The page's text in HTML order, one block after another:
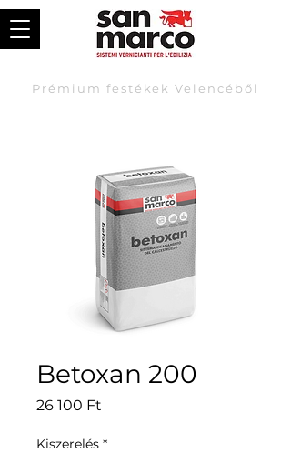
Prémium festékek Velencéből
Betoxan 200
26 100 Ft
Kiszerelés *